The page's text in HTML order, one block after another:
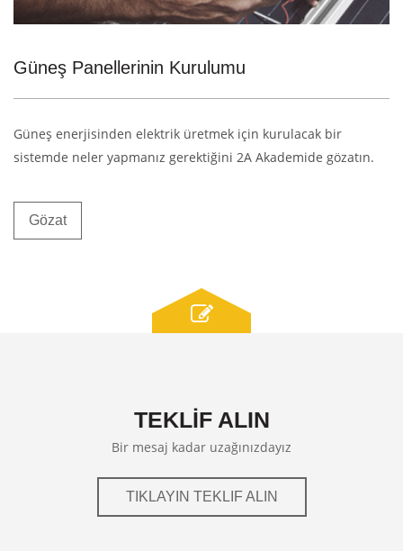
Güneş Panellerinin Kurulumu
Güneş enerjisinden elektrik üretmek için kurulacak bir
sistemde neler yapmanız gerektiğini 2A Akademide gözatın.
Gözat
TEKLİF ALIN
Bir mesaj kadar uzağınızdayız
TIKLAYIN TEKLIF ALIN